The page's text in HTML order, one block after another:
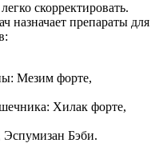
скорректировать.
назначает препараты для
Мезим форте,
Хилак форте,
Эспумизан Бэби.